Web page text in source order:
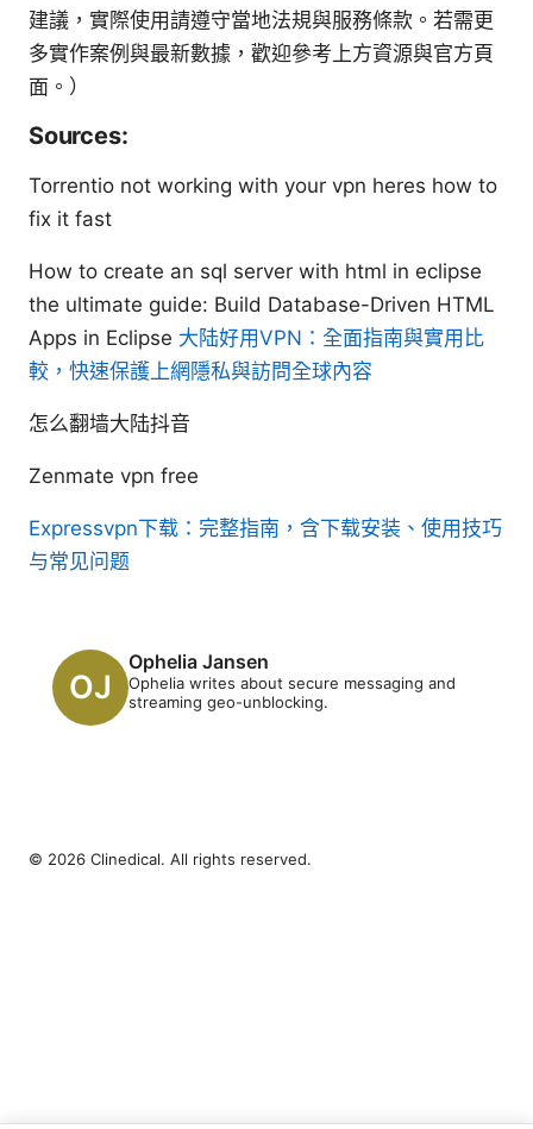
建議，實際使用請遵守當地法規與服務條款。若需更
多實作案例與最新數據，歡迎參考上方資源與官方頁
面。）
Sources:
Torrentio not working with your vpn heres how to
fix it fast
How to create an sql server with html in eclipse
the ultimate guide: Build Database-Driven HTML
Apps in Eclipse 大陆好用VPN：全面指南與實用比
較，快速保護上網隱私與訪問全球內容
怎么翻墙大陆抖音
Zenmate vpn free
Expressvpn下载：完整指南，含下载安装、使用技巧
与常见问题
Ophelia Jansen
Ophelia writes about secure messaging and
streaming geo-unblocking.
© 2026 Clinedical. All rights reserved.